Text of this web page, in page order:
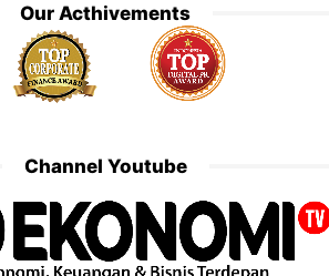
Our Acthivements
Channel Youtube